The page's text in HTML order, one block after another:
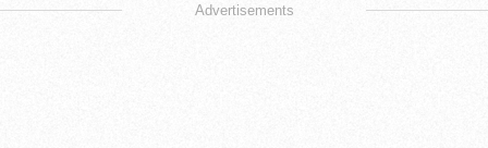
Advertisements